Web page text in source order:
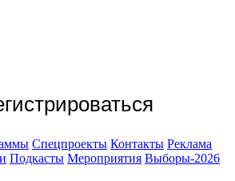
Спецпроекты Контакты Реклама
Подкасты Мероприятия Выборы-2026